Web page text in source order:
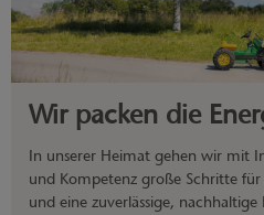
Wir packen die
In unserer Heimat gehen wir mit
und Kompetenz große Schritte
und eine zuverlässige, nachhaltige